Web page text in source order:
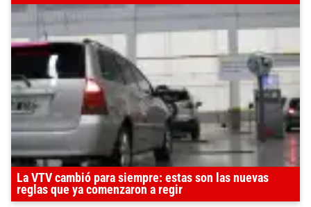
La VTV cambió para siempre: estas son las nuevas
reglas que ya comenzaron a regir